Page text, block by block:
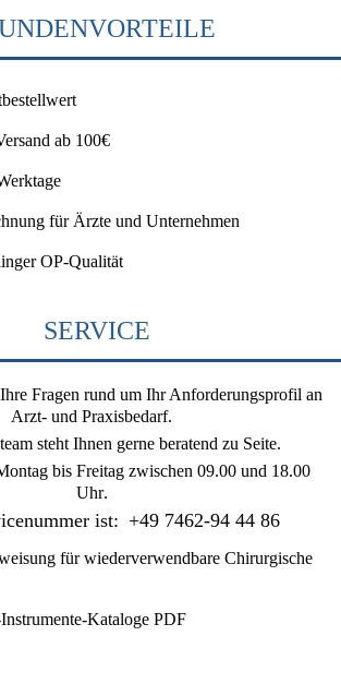
ab 100€
für Ärzte und Unternehmen
OP-Qualität
SERVICE
Fragen rund um Ihr Anforderungsprofil an
Arzt- und Praxisbedarf.
steht Ihnen gerne beratend zu Seite.
bis Freitag zwischen 09.00 und 18.00
Uhr.
ist: +49 7462-94 44 86
für wiederverwendbare Chirurgische
Kataloge PDF